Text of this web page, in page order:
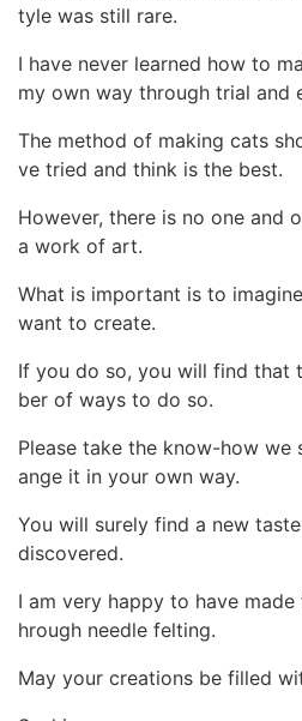
tyle was still rare.
I have never learned how to
my own way through trial and
The method of making cats
ve tried and think is the best.
However, there is no one and
a work of art.
What is important is to
want to create.
If you do so, you will find that
ber of ways to do so.
Please take the know-how we
ange it in your own way.
You will surely find a new
discovered.
I am very happy to have
hrough needle felting.
May your creations be filled